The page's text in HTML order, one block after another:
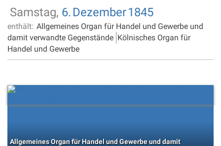
Samstag, 6. Dezember1845
enthält: Allgemeines Organ für Handel und Gewerbe und
damit verwandte Gegenstände Kölnisches Organ für
Handel und Gewerbe
Allgemeines Organ für Handel und Gewerbe und damit